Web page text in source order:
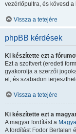
vezérlőpultra, és kövesd
Vissza a tetejére
phpBB kérdések
Ki készítette ezt a
Ezt a szoftvert (eredeti
gyakorolja a szerzői
el, és szabadon
Vissza a tetejére
Ki készítette ezt a
A magyar fordítást a
A fordítást Fodor Bertalan